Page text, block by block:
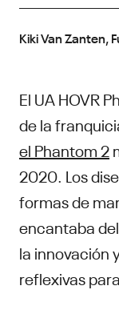
Kiki Van Zanten,
El UA HOVR
de la
el Phantom 2
2020. Los
formas de
encantaba
la innovación
reflexivas